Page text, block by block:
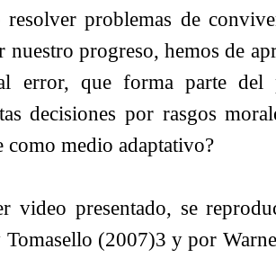
resolver problemas de
nuestro progreso, hemos de
error, que forma parte del
decisiones por rasgos
como medio adaptativo?
video presentado, se
Tomasello (2007)3 y por